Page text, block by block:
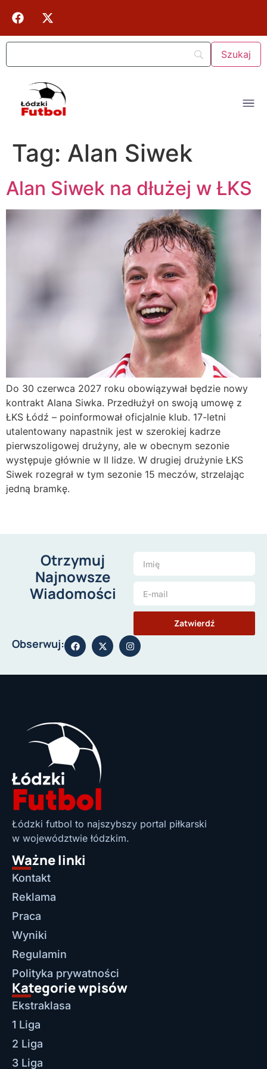
Tag: Alan Siwek
Alan Siwek na dłużej w ŁKS
Do 30 czerwca 2027 roku obowiązywał będzie nowy
kontrakt Alana Siwka. Przedłużył on swoją umowę z
ŁKS Łódź – poinformował oficjalnie klub. 17-letni
utalentowany napastnik jest w szerokiej kadrze
pierwszoligowej drużyny, ale w obecnym sezonie
występuje głównie w II lidze. W drugiej drużynie ŁKS
Siwek rozegrał w tym sezonie 15 meczów, strzelając
jedną bramkę.
Otrzymuj
Najnowsze
Wiadomości
Zatwierdź
Obserwuj:
Łódzki futbol to najszybszy portal piłkarski
w województwie łódzkim.
Ważne linki
Kontakt
Reklama
Praca
Wyniki
Regulamin
Polityka prywatności
Kategorie wpisów
Ekstraklasa
1 Liga
2 Liga
3 Liga